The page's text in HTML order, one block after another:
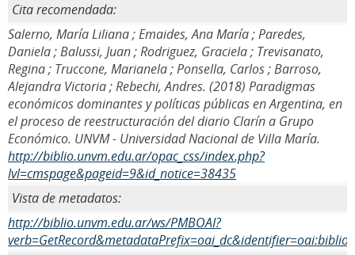
Cita recomendada:
Salerno, María Liliana ; Emaides, Ana María ; Paredes,
Daniela ; Balussi, Juan ; Rodriguez, Graciela ; Trevisanato,
Regina ; Truccone, Marianela ; Ponsella, Carlos ; Barroso,
Alejandra Victoria ; Rebechi, Andres. (2018) Paradigmas
económicos dominantes y políticas públicas en Argentina, en
el proceso de reestructuración del diario Clarín a Grupo
Económico. UNVM - Universidad Nacional de Villa María.
http://biblio.unvm.edu.ar/opac_css/index.php?
lvl=cmspage&pageid=9&id_notice=38435
Vista de metadatos:
http://biblio.unvm.edu.ar/ws/PMBOAI?